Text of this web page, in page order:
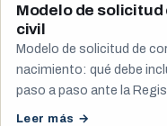
Modelo de
civil
Modelo de solicitud de
nacimiento: qué debe
paso a paso ante la
Leer más →